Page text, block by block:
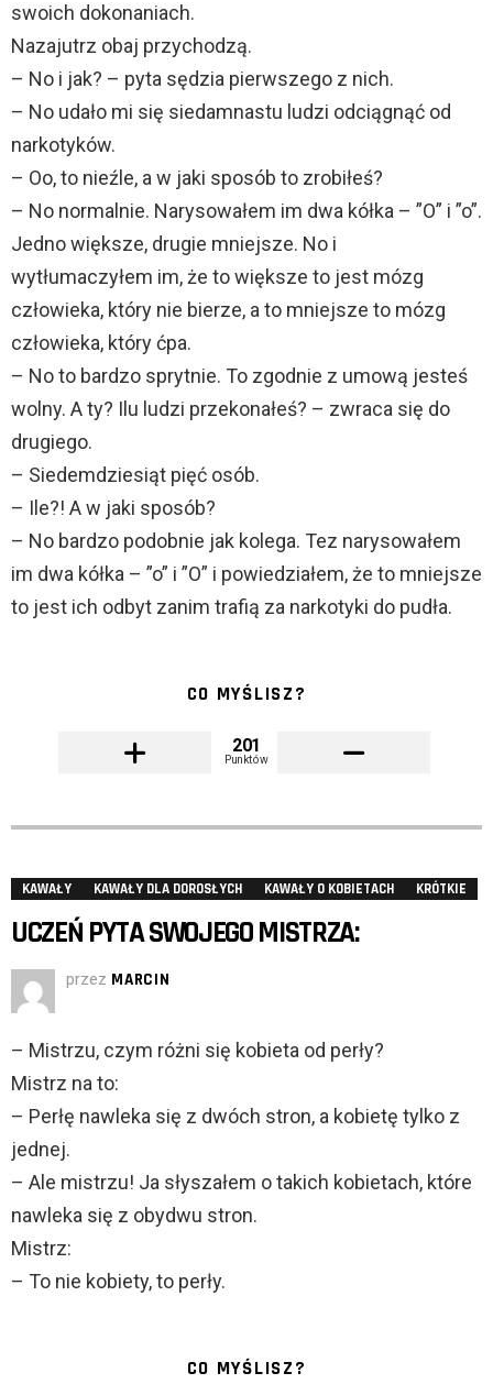
swoich dokonaniach.
Nazajutrz obaj przychodzą.
– No i jak? – pyta sędzia pierwszego z nich.
– No udało mi się siedamnastu ludzi odciągnąć od
narkotyków.
– Oo, to nieźle, a w jaki sposób to zrobiłeś?
– No normalnie. Narysowałem im dwa kółka – ”O” i ”o”.
Jedno większe, drugie mniejsze. No i
wytłumaczyłem im, że to większe to jest mózg
człowieka, który nie bierze, a to mniejsze to mózg
człowieka, który ćpa.
– No to bardzo sprytnie. To zgodnie z umową jesteś
wolny. A ty? Ilu ludzi przekonałeś? – zwraca się do
drugiego.
– Siedemdziesiąt pięć osób.
– Ile?! A w jaki sposób?
– No bardzo podobnie jak kolega. Tez narysowałem
im dwa kółka – ”o” i ”O” i powiedziałem, że to mniejsze
to jest ich odbyt zanim trafią za narkotyki do pudła.
CO MYŚLISZ?
201
Punktów
KAWAŁY KAWAŁY DLA DOROSŁYCH KAWAŁY O KOBIETACH KRÓTKIE
UCZEŃ PYTA SWOJEGO MISTRZA:
przez MARCIN
– Mistrzu, czym różni się kobieta od perły?
Mistrz na to:
– Perłę nawleka się z dwóch stron, a kobietę tylko z
jednej.
– Ale mistrzu! Ja słyszałem o takich kobietach, które
nawleka się z obydwu stron.
Mistrz:
– To nie kobiety, to perły.
CO MYŚLISZ?